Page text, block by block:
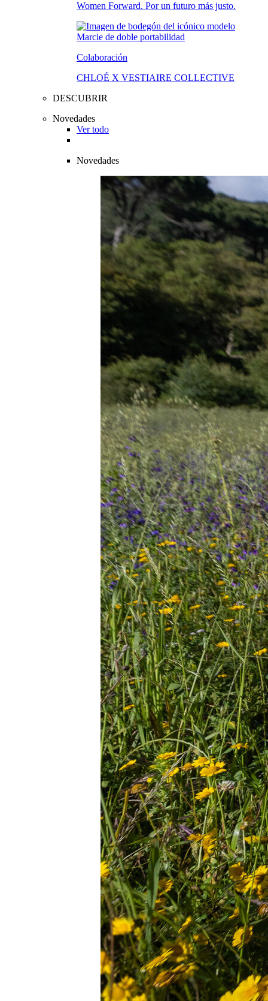
Women Forward. Por un futuro más justo.
Colaboración
CHLOÉ X VESTIAIRE COLLECTIVE
DESCUBRIR
Novedades
Ver todo
Novedades